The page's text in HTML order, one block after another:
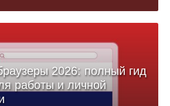
2026: полный гид
работы и личной